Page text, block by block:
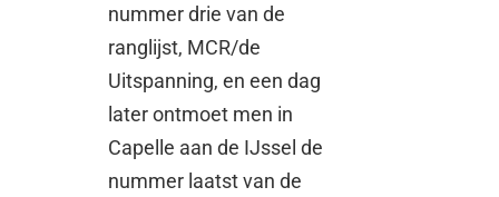
nummer drie van de
ranglijst, MCR/de
Uitspanning, en een dag
later ontmoet men in
Capelle aan de IJssel de
nummer laatst van de